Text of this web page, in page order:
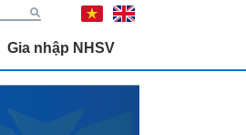
Gia nhập NHSV